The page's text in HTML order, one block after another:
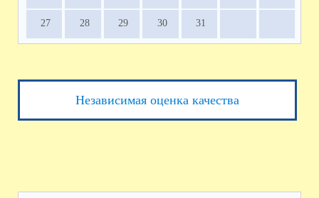
27 28 29 30 31
Независимая оценка качества